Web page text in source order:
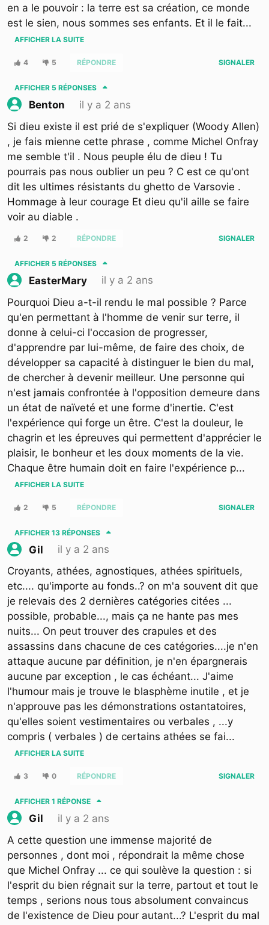
en a le pouvoir : la terre est sa création, ce monde
est le sien, nous sommes ses enfants. Et il le fait...
AFFICHER LA SUITE
4 5 RÉPONDRE SIGNALER
AFFICHER 5 RÉPONSES
Benton
il y a 2 ans
Si dieu existe il est prié de s'expliquer (Woody Allen)
, je fais mienne cette phrase , comme Michel Onfray
me semble t'il . Nous peuple élu de dieu ! Tu
pourrais pas nous oublier un peu ? C est ce qu'ont
dit les ultimes résistants du ghetto de Varsovie .
Hommage à leur courage Et dieu qu'il aille se faire
voir au diable .
2 2 RÉPONDRE SIGNALER
AFFICHER 5 RÉPONSES
EasterMary
il y a 2 ans
Pourquoi Dieu a-t-il rendu le mal possible ? Parce
qu'en permettant à l'homme de venir sur terre, il
donne à celui-ci l'occasion de progresser,
d'apprendre par lui-même, de faire des choix, de
développer sa capacité à distinguer le bien du mal,
de chercher à devenir meilleur. Une personne qui
n'est jamais confrontée à l'opposition demeure dans
un état de naïveté et une forme d'inertie. C'est
l'expérience qui forge un être. C'est la douleur, le
chagrin et les épreuves qui permettent d'apprécier le
plaisir, le bonheur et les doux moments de la vie.
Chaque être humain doit en faire l'expérience p...
AFFICHER LA SUITE
2 5 RÉPONDRE SIGNALER
AFFICHER 13 RÉPONSES
Gil
il y a 2 ans
Croyants, athées, agnostiques, athées spirituels,
etc.... qu'importe au fonds..? on m'a souvent dit que
je relevais des 2 dernières catégories citées ...
possible, probable..., mais ça ne hante pas mes
nuits... On peut trouver des crapules et des
assassins dans chacune de ces catégories....je n'en
attaque aucune par définition, je n'en épargnerais
aucune par exception , le cas échéant... J'aime
l'humour mais je trouve le blasphème inutile , et je
n'approuve pas les démonstrations ostantatoires,
qu'elles soient vestimentaires ou verbales , ...y
compris ( verbales ) de certains athées se fai...
AFFICHER LA SUITE
3 0 RÉPONDRE SIGNALER
AFFICHER 1 RÉPONSE
Gil
il y a 2 ans
A cette question une immense majorité de
personnes , dont moi , répondrait la même chose
que Michel Onfray ... ce qui soulève la question : si
l'esprit du bien régnait sur la terre, partout et tout le
temps , serions nous tous absolument convaincus
de l'existence de Dieu pour autant...? L'esprit du mal